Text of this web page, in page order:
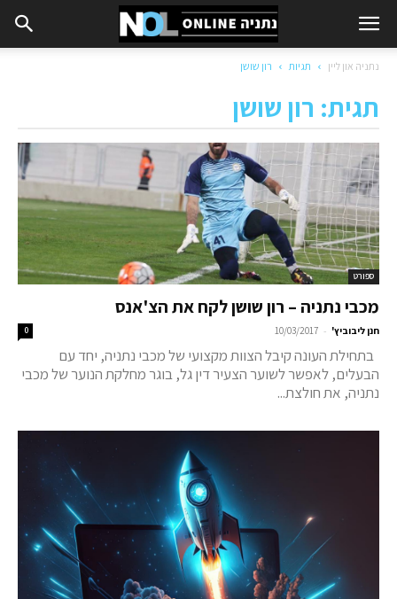
נתניה און ליין תגיות רון שושן
תגית: רון שושן
ספורט
מכבי נתניה – רון שושן לקח את הצ'אנס
חנן ליבוביץ' -
10/03/2017
0
בתחילת העונה קיבל הצוות מקצועי של מכבי נתניה, יחד עם
הבעלים, לאפשר לשוער הצעיר דין גל, בוגר מחלקת הנוער של מכבי
נתניה, את חולצת...